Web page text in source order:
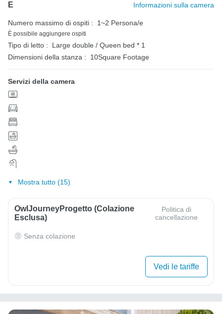
E Informazioni sulla camera
Numero massimo di ospiti : 1~2 Persona/e
È possibile aggiungere ospiti
Tipo di letto :
Large double / Queen bed * 1
Dimensioni della stanza :
10Square Footage
Servizi della camera
Mostra tutto (15)
OwlJourneyProgetto (colazione
Esclusa)
Politica di
cancellazione
Senza colazione
Vedi le tariffe